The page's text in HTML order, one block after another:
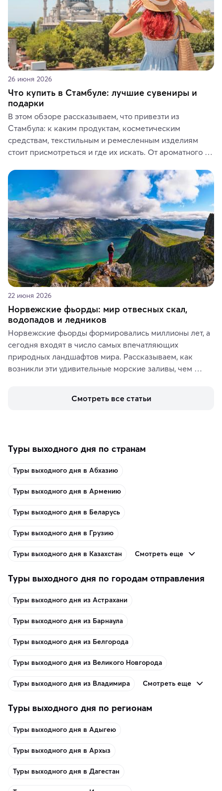
26 июня 2026
Что купить в Стамбуле: лучшие сувениры и
подарки
В этом обзоре рассказываем, что привезти из
Стамбула: к каким продуктам, косметическим
средствам, текстильным и ремесленным изделиям
стоит присмотреться и где их искать. От ароматного
керамики и изделий из кожи на турецких рынках и в
аутентичных лавках — в подарок близким или себе на
память о путешествии.
22 июня 2026
Норвежские фьорды: мир отвесных скал,
водопадов и ледников
Норвежские фьорды формировались миллионы лет, а
сегодня входят в число самых впечатляющих
природных ландшафтов мира. Рассказываем, как
возникли эти удивительные морские заливы, чем
включить в маршрут по Норвегии.
Смотреть все статьи
Туры выходного дня по странам
Туры выходного дня в Абхазию
Туры выходного дня в Армению
Туры выходного дня в Беларусь
Туры выходного дня в Грузию
Туры выходного дня в Казахстан Смотреть еще
Туры выходного дня по городам отправления
Туры выходного дня из Астрахани
Туры выходного дня из Барнаула
Туры выходного дня из Белгорода
Туры выходного дня из Великого Новгорода
Туры выходного дня из Владимира Смотреть еще
Туры выходного дня по регионам
Туры выходного дня в Адыгею
Туры выходного дня в Архыз
Туры выходного дня в Дагестан